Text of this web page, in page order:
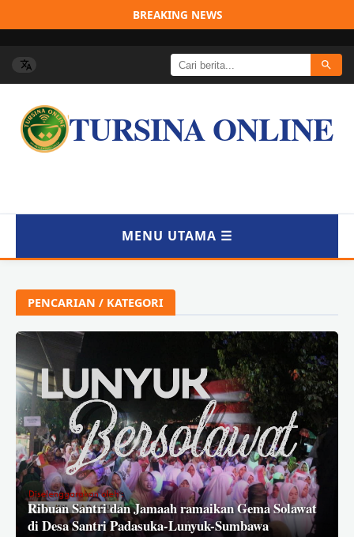
BREAKING NEWS
TURSINA ONLINE
MENU UTAMA ☰
BERANDA
PENCARIAN / KATEGORI
Ribuan Santri dan Jamaah ramaikan Gema Solawat
di Desa Santri Padasuka-Lunyuk-Sumbawa